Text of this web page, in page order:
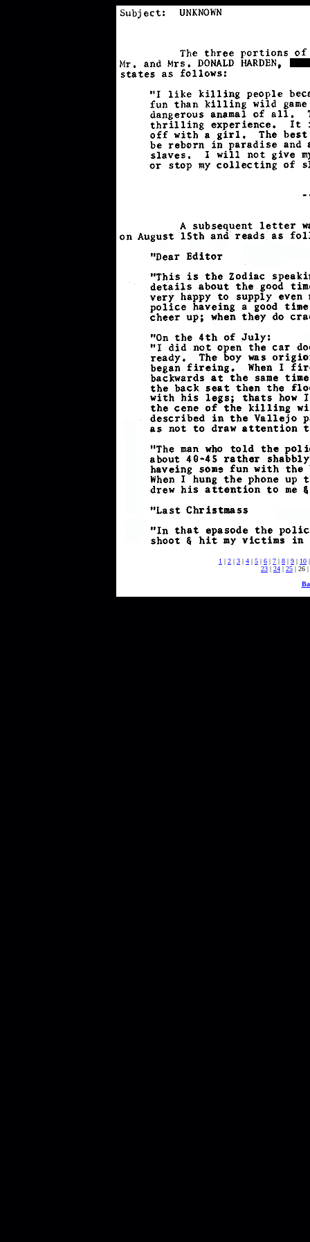
1 | 2 | 3 | 4 | 5 | 6 | 7 | 8 | 9 | 10
23 | 24 | 25 | 26 |